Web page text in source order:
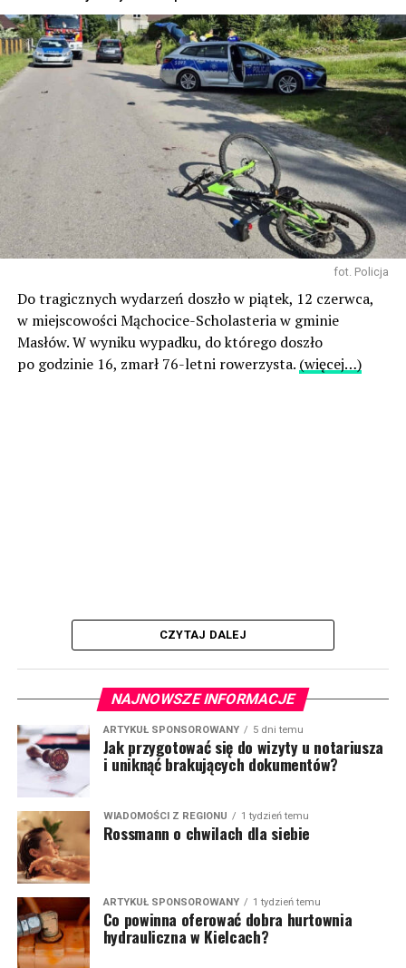
fot. Policja
Do tragicznych wydarzeń doszło w piątek, 12 czerwca,
w miejscowości Mąchocice-Scholasteria w gminie
Masłów. W wyniku wypadku, do którego doszło
po godzinie 16, zmarł 76-letni rowerzysta. (więcej…)
CZYTAJ DALEJ
NAJNOWSZE INFORMACJE
ARTYKUŁ SPONSOROWANY 5 dni temu
Jak przygotować się do wizyty u notariusza
i uniknąć brakujących dokumentów?
WIADOMOŚCI Z REGIONU 1 tydzień temu
Rossmann o chwilach dla siebie
ARTYKUŁ SPONSOROWANY 1 tydzień temu
Co powinna oferować dobra hurtownia
hydrauliczna w Kielcach?